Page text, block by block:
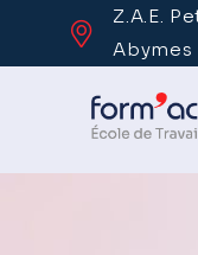
Z.A.E.
Abymes